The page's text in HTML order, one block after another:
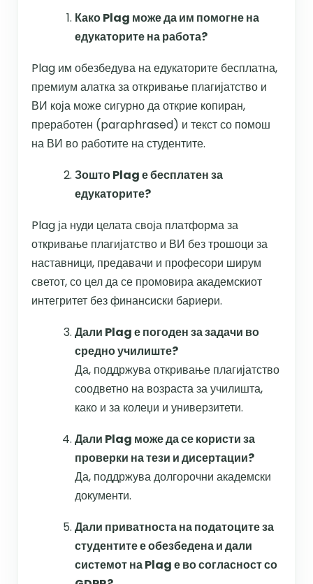
Како Plag може да им помогне на
едукаторите на работа?
Plag им обезбедува на едукаторите бесплатна,
премиум алатка за откривање плагијатство и
ВИ која може сигурно да открие копиран,
преработен (paraphrased) и текст со помош
на ВИ во работите на студентите.
Зошто Plag е бесплатен за
едукаторите?
Plag ја нуди целата своја платформа за
откривање плагијатство и ВИ без трошоци за
наставници, предавачи и професори ширум
светот, со цел да се промовира академскиот
интегритет без финансиски бариери.
Дали Plag е погоден за задачи во
средно училиште?
Да, поддржува откривање плагијатство
соодветно на возраста за училишта,
како и за колеџи и универзитети.
Дали Plag може да се користи за
проверки на тези и дисертации?
Да, поддржува долгорочни академски
документи.
Дали приватноста на податоците за
студентите е обезбедена и дали
системот на Plag е во согласност со